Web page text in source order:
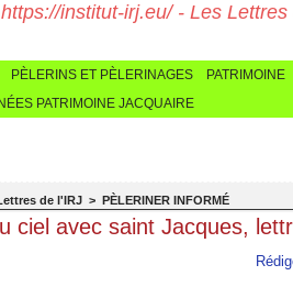
institut-irj.eu/ - Les
PÈLERINS ET PÈLERINAGES PATRIMOINE
PATRIMOINE JACQUAIRE
de l'IRJ > PÈLERINER INFORMÉ
ciel avec saint Jacques,